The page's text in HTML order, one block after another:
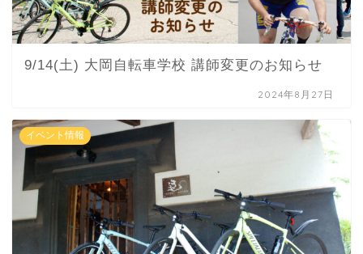
9/14(土) 大岡自転車学校 講師変更のお知らせ
2024年8月27日
イベント情報